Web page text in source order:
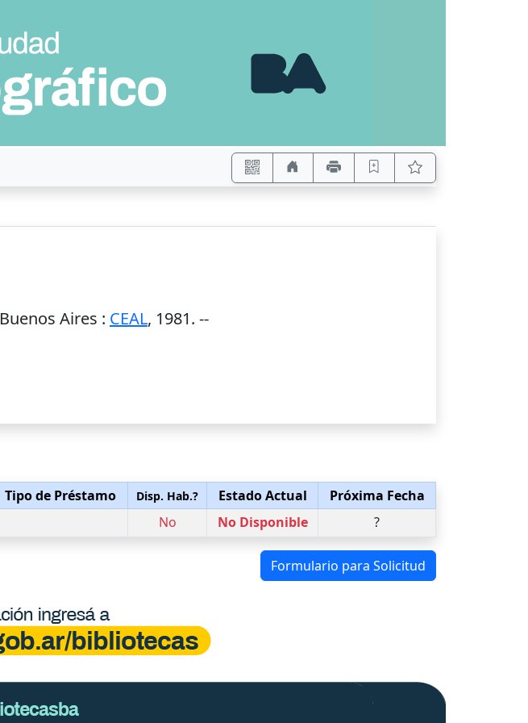
Buenos Aires : CEAL, 1981. --
Tipo de Préstamo Disp. Hab.? Estado Actual
Próxima Fecha
No No Disponible ?
Formulario para Solicitud